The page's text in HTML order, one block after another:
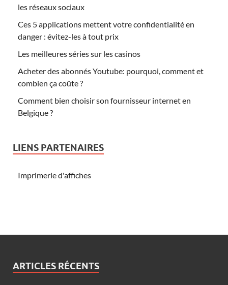
les réseaux sociaux
Ces 5 applications mettent votre confidentialité en
danger : évitez-les à tout prix
Les meilleures séries sur les casinos
Acheter des abonnés Youtube: pourquoi, comment et
combien ça coûte ?
Comment bien choisir son fournisseur internet en
Belgique ?
LIENS PARTENAIRES
Imprimerie d'affiches
ARTICLES RÉCENTS